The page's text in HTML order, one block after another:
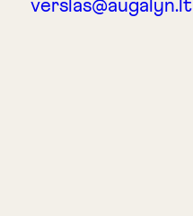
verslas@augalyn.lt